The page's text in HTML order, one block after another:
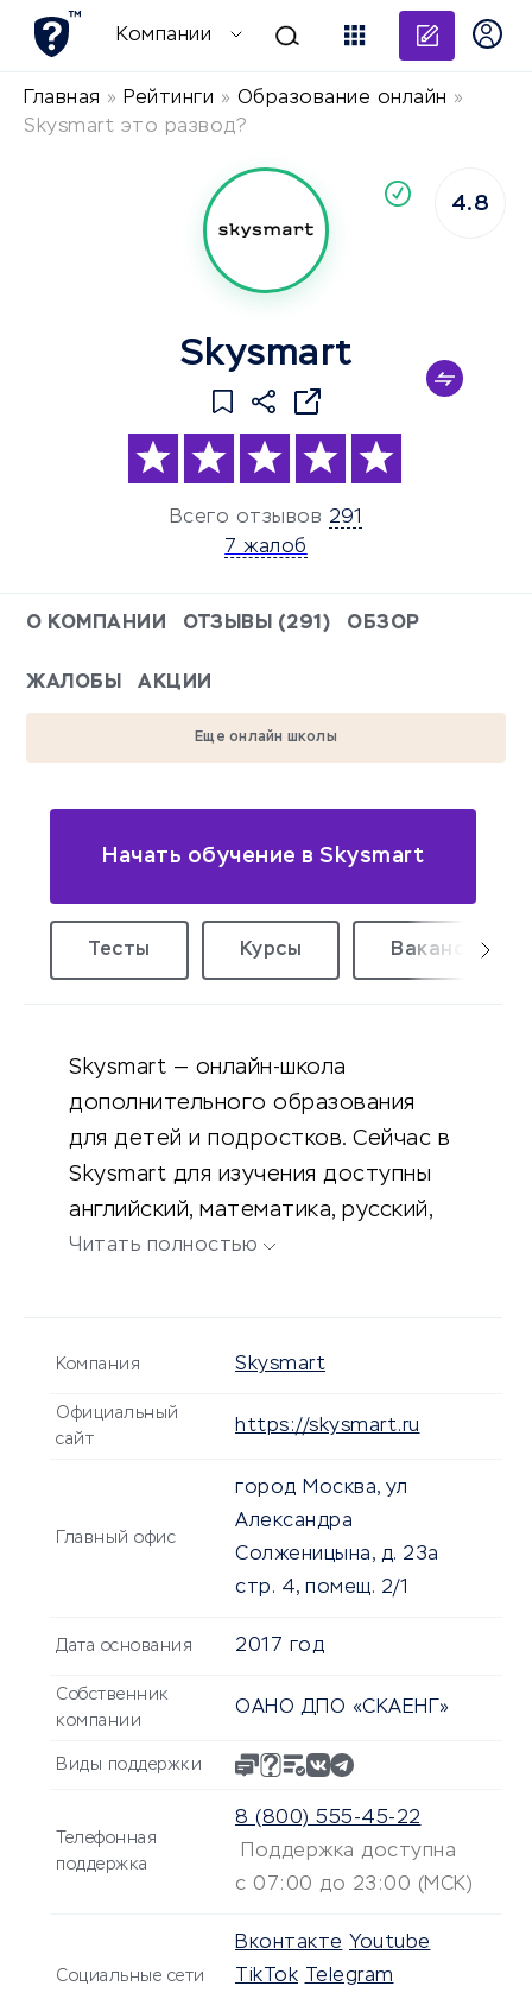
Компании
Главная » Рейтинги » Образование онлайн »
Skysmart это развод?
Skysmart
Всего отзывов 291
7 жалоб
4.8
компания
О КОМПАНИИ ОТЗЫВЫ (291) ОБЗОР
ЖАЛОБЫ АКЦИИ
Еще онлайн школы
Начать обучение в Skysmart
Тесты Курсы Вакансии
Skysmart — онлайн-школа
дополнительного образования
для детей и подростков. Сейчас в
Skysmart для изучения доступны
английский, математика, русский,
физика, химия, обществознание,
к ЕГЭ и ОГЭ — это полноценная
крупнейшей в Европе платформы
Читать полностью
Компания Skysmart
Официальный
сайт
https://skysmart.ru
Главный офис
город Москва, ул
Александра
Солженицына, д. 23а
стр. 4, помещ. 2/1
Дата основания 2017 год
Собственник
компании
ОАНО ДПО «СКАЕНГ»
Виды поддержки
Телефонная
поддержка
8 (800) 555‑45-22
Поддержка доступна
с 07:00 до 23:00 (МСК)
Социальные сети
Вконтакте Youtube
TikTok
Telegram